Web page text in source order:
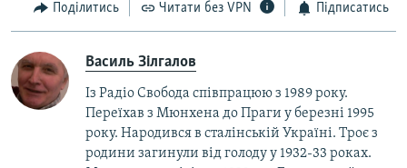
Поділитись Читати без VPN Підписатись
Василь Зілгалов
Із Радіо Свобода співпрацюю з 1989 року.
Переїхав з Мюнхена до Праги у березні 1995
року. Народився в сталінській Україні. Троє з
родини загинули від голоду у 1932-33 роках.